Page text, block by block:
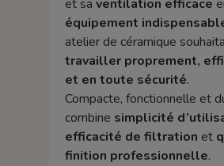
et sa ventilation efficace
équipement
atelier de céramique
travailler proprement,
et en toute sécurité.
Compacte, fonctionnelle et
combine simplicité
efficacité de filtration et
finition professionnelle.